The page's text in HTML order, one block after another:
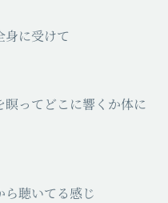
身に受けて
ってどこに響くか体に
聴いてる感じ